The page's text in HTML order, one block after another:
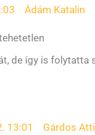
Ádám Katalin
de így is folytatta
13:01 Gárdos